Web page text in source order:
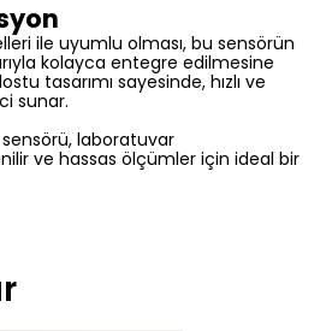
ile uyumlu olması, bu sensörün
kolayca entegre edilmesine
tasarımı sayesinde, hızlı ve
sunar.
sensörü, laboratuvar
ve hassas ölçümler için ideal bir